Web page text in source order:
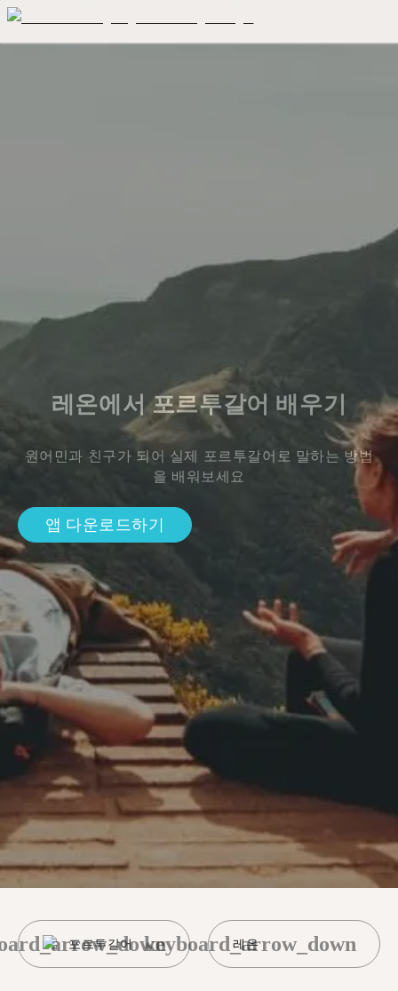
레온에서 포르투갈어 배우기
원어민과 친구가 되어 실제 포르투갈어로 말하는 방법
을 배워보세요
앱 다운로드하기
포르투갈어 레온
keyboard_arrow_down